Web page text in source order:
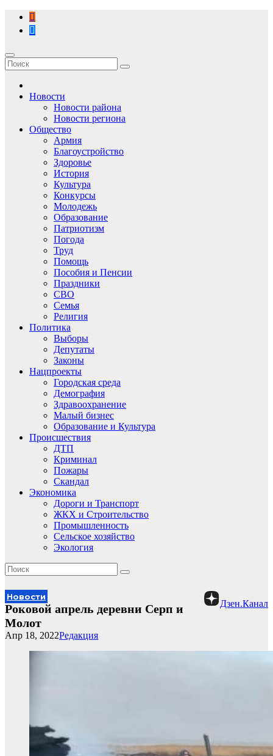
Перейти
содержимому
Новости
Новости района
Новости региона
Общество
Армия
Благоустройство
Здоровье
История
Культура
Конкурсы
Молодежь
Образование
Патриотизм
Погода
Труд
Помощь
Пособия и Пенсии
Праздники
СВО
Семья
Религия
Политика
Выборы
Депутаты
Законы
Нацпроекты
Городская среда
Демография
Здравоохранение
Малый бизнес
Образование и Культура
Происшествия
ДТП
Криминал
Пожары
Скандал
Экономика
Дороги и Транспорт
ЖКХ и Строительство
Промышленность
Сельское хозяйство
Экология
Новости
Дзен.Канал
Роковой апрель деревни Серп и
Молот
Редакция
Апр 18, 2022